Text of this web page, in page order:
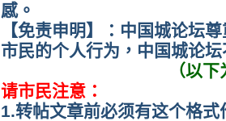
感。
【免责申明】：中国城论坛
市民的个人行为，中国城论
（以
请市民注意：
1.转帖文章前必须有这个格